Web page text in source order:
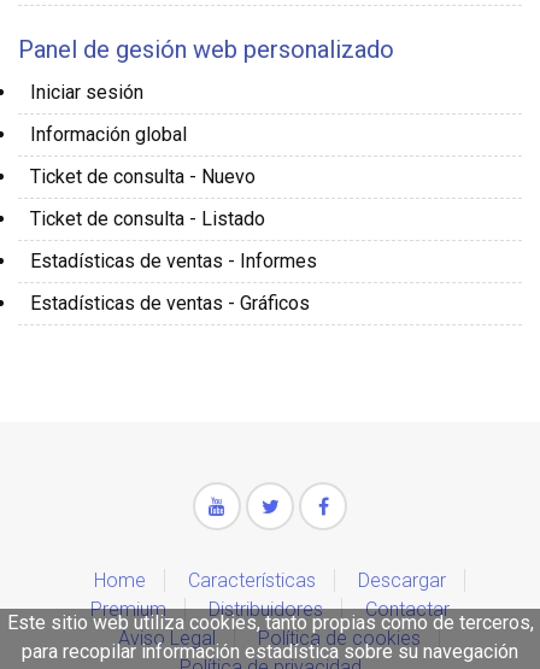
Panel de gesión web personalizado
Iniciar sesión
Información global
Ticket de consulta - Nuevo
Ticket de consulta - Listado
Estadísticas de ventas - Informes
Estadísticas de ventas - Gráficos
Home Características
Descargar
Premium
Distribuidores
Contactar
Aviso Legal
Política de cookies
Este sitio web utiliza cookies, tanto propias como de terceros,
para recopilar información estadística sobre su navegación